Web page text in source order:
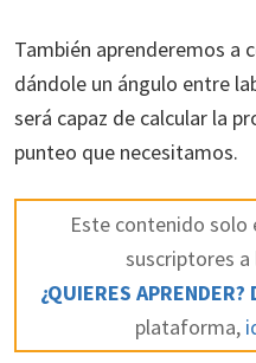
También aprenderemos a
dándole un ángulo entre
será capaz de calcular la
punteo que necesitamos.
Este contenido solo
suscriptores a
¿QUIERES
plataforma,